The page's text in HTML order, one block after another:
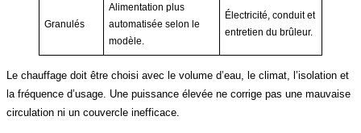
Granulés
Alimentation plus
automatisée selon le
modèle.
Électricité, conduit et
entretien du brûleur.
Le chauffage doit être choisi avec le volume d’eau, le climat, l’isolation et
la fréquence d’usage. Une puissance élevée ne corrige pas une mauvaise
circulation ni un couvercle inefficace.